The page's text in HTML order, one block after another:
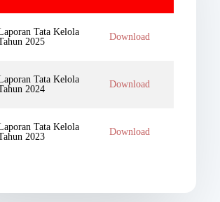
Tata Kelola
2025
Download
Tata Kelola
2024
Download
Tata Kelola
2023
Download